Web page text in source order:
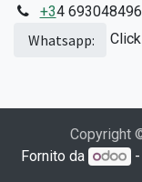
+34 693048496
Whatsapp: Click
Copyright
Fornito da -